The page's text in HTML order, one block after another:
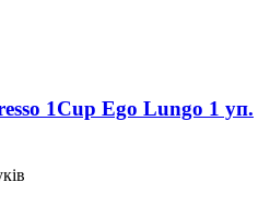
1Cup Ego Lungo 1 уп.